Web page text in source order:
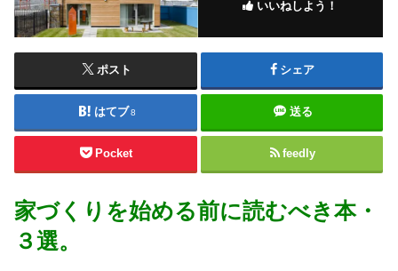
いいねしよう！
ポスト シェア
はてブ8 送る
Pocket feedly
家づくりを始める前に読むべき本・
３選。